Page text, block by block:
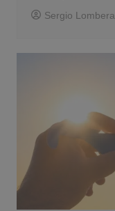
Sergio Lombera